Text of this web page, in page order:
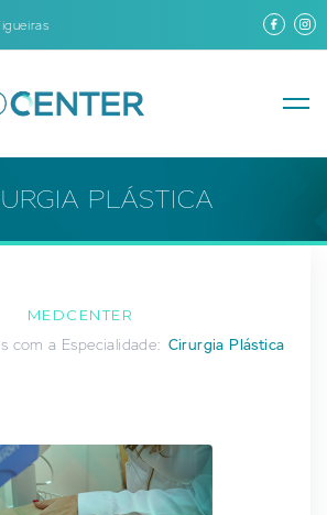
PLÁSTICA
MEDCENTER
com a Especialidade: Cirurgia Plástica